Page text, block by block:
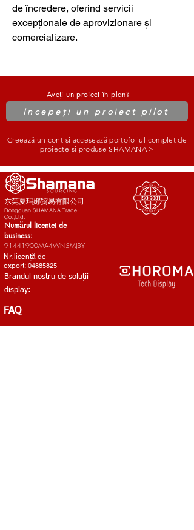
de încredere, oferind servicii
excepționale de aprovizionare și
comercializare.
Aveți un proiect în plan?
Incepeți un proiect pilot
Creează un cont și accesează portofoliul complet de
proiecte și produse SHAMANA >
东莞夏玛娜贸易有限公司
Dongguan SHAMANA Trade
Co.,Ltd.
Numărul licenței de
business:
91441900MA4WN5MJ8Y
Nr. licență de
export: 04885825
Brandul nostru de soluții
display:
FAQ